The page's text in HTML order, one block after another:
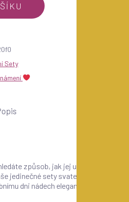
Sety
způsob, jak jej udělat ještě
jedinečné sety svatebních tiskovin,
dni nádech elegance a stylu.